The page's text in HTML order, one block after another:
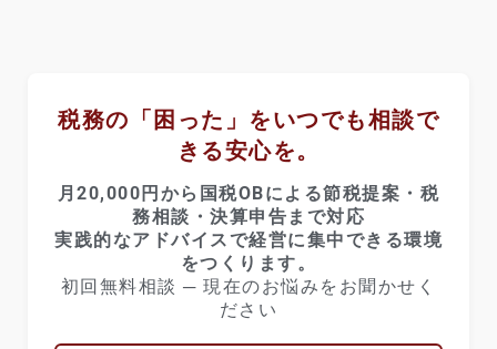
税務の「困った」をいつでも相談で
きる安心を。
月20,000円から国税OBによる節税提案・税
務相談・決算申告まで対応
実践的なアドバイスで経営に集中できる環境
をつくります。
初回無料相談 ─ 現在のお悩みをお聞かせく
ださい